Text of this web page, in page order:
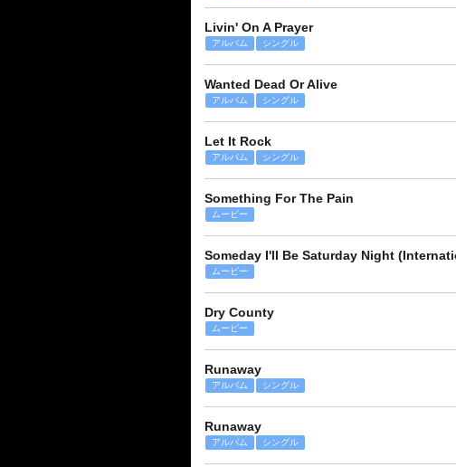
Livin' On A Prayer
アルバム シングル
Wanted Dead Or Alive
アルバム シングル
Let It Rock
アルバム シングル
Something For The Pain
ムービー
Someday I'll Be Saturday Night
ムービー
Dry County
ムービー
Runaway
アルバム シングル
Runaway
アルバム シングル